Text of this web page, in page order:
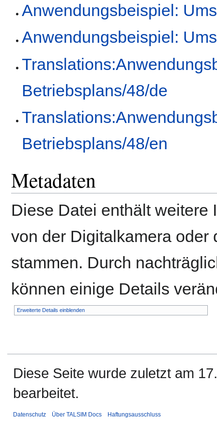
Anwendungsbeispiel:
Anwendungsbeispiel:
Betriebsplans/48/de
Betriebsplans/48/en
Metadaten
Diese Datei enthält weitere
von der Digitalkamera oder
stammen. Durch
können einige Details
Erweiterte Details einblenden
Diese Seite wurde zuletzt am
bearbeitet.
Datenschutz Über TALSIM Docs Haftungsausschluss